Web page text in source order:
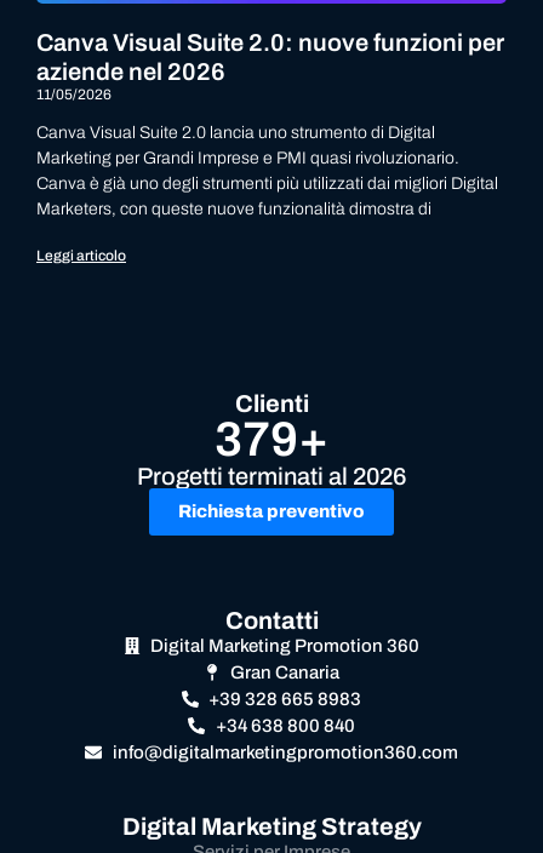
Canva Visual Suite 2.0: nuove funzioni per
aziende nel 2026
11/05/2026
Canva Visual Suite 2.0 lancia uno strumento di Digital
Marketing per Grandi Imprese e PMI quasi rivoluzionario.
Canva è già uno degli strumenti più utilizzati dai migliori Digital
Marketers, con queste nuove funzionalità dimostra di
Leggi articolo
Clienti
379+
Progetti terminati al 2026
Richiesta preventivo
Contatti
Digital Marketing Promotion 360
Gran Canaria
+39 328 665 8983
+34 638 800 840
info@digitalmarketingpromotion360.com
Digital Marketing Strategy